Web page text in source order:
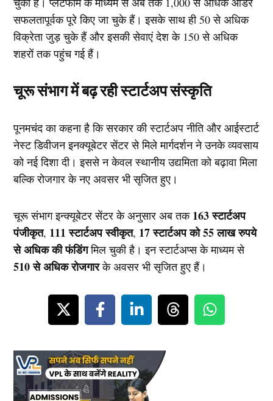
सफलतापूर्वक पूरे किए जा चुके हैं। इसके साथ ही 50 से अधिक
विक्रेता जुड़ चुके हैं और इसकी सेवाएं देश के 150 से अधिक
शहरों तक पहुंच गई हैं।
चूरू संभाग में बढ़ रही स्टार्टअप संस्कृति
पूनमचंद का कहना है कि सरकार की स्टार्टअप नीति और आईस्टार्ट
नेस्ट डिवीजन इनक्यूबेटर सेंटर से मिले मार्गदर्शन ने उनके व्यवसाय
को नई दिशा दी। इससे न केवल स्थानीय उद्यमिता को बढ़ावा मिला
बल्कि रोजगार के नए अवसर भी सृजित हुए।
चूरू संभाग इन्क्यूबेटर सेंटर के अनुसार अब तक 163 स्टार्टअप
पंजीकृत, 111 स्टार्टअप स्वीकृत, 17 स्टार्टअप को 55 लाख रुपये
से अधिक की फंडिंगमिल चुकी है। इन स्टार्टअप्स के माध्यम से
510 से अधिक रोजगारके अवसर भी सृजित हुए हैं।